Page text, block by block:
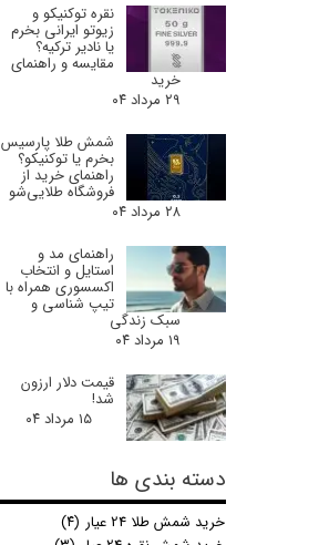
نقره توکنیکو و
زیوتو ایرانی بخرم
یا نادیر ترکیه؟
مقایسه و راهنمای
خرید
۲۹ مرداد ۰۴
شمش طلا پارسیس
بخرم یا توکنیکو؟
راهنمای خرید از
فروشگاه طلایی‌شو
۲۸ مرداد ۰۴
راهنمای مد و
استایل و انتخاب
اکسسوری همراه با
تیپ شناسی و
سبک زندگی
۱۹ مرداد ۰۴
قیمت دلار ارزون
شد!
۱۵ مرداد ۰۴
دسته بندی ها
خرید شمش طلا 24 عیار
(۴)